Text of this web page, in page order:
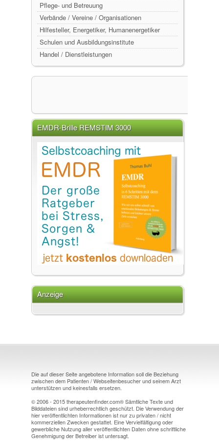
Pflege- und Betreuung
Verbände / Vereine / Organisationen
Hilfesteller, Energetiker, Humanenergetiker
Schulen und Ausbildungsinstitute
Handel / Dienstleistungen
EMDR-Brille REMSTIM 3000
Anzeige
Die auf dieser Seite angebotene Information soll die Beziehung
zwischen dem Patienten / Webseitenbesucher und seinem Arzt
unterstützen und keinesfalls ersetzen.
© 2006 - 2015 therapeutenfinder.com® Sämtliche Texte und
Bilddateien sind urheberrechtlich geschützt. Die Verwendung der
hier veröffentlichten Informationen ist nur zu privaten / nicht
kommerziellen Zwecken gestattet. Eine Vervielfältigung oder
gewerbliche Nutzung aller veröffentlichten Daten ohne schriftliche
Genehmigung der Betreiber ist untersagt.